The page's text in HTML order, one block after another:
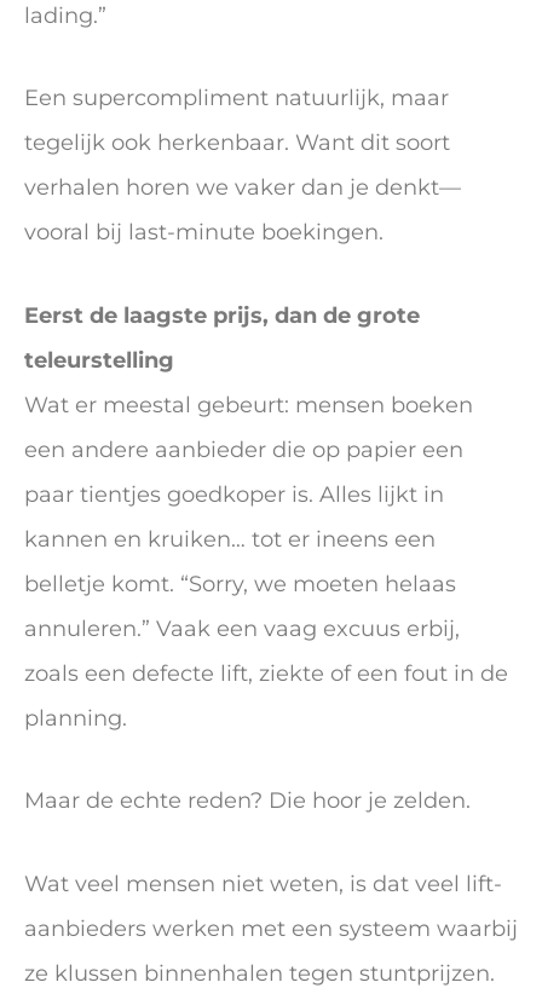
lading.”
Een supercompliment natuurlijk, maar
tegelijk ook herkenbaar. Want dit soort
verhalen horen we vaker dan je denkt—
vooral bij last-minute boekingen.
Eerst de laagste prijs, dan de grote
teleurstelling
Wat er meestal gebeurt: mensen boeken
een andere aanbieder die op papier een
paar tientjes goedkoper is. Alles lijkt in
kannen en kruiken… tot er ineens een
belletje komt. “Sorry, we moeten helaas
annuleren.” Vaak een vaag excuus erbij,
zoals een defecte lift, ziekte of een fout in de
planning.
Maar de echte reden? Die hoor je zelden.
Wat veel mensen niet weten, is dat veel lift-
aanbieders werken met een systeem waarbij
ze klussen binnenhalen tegen stuntprijzen.